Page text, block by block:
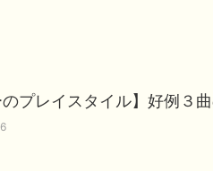
のプレイスタイル】好例３